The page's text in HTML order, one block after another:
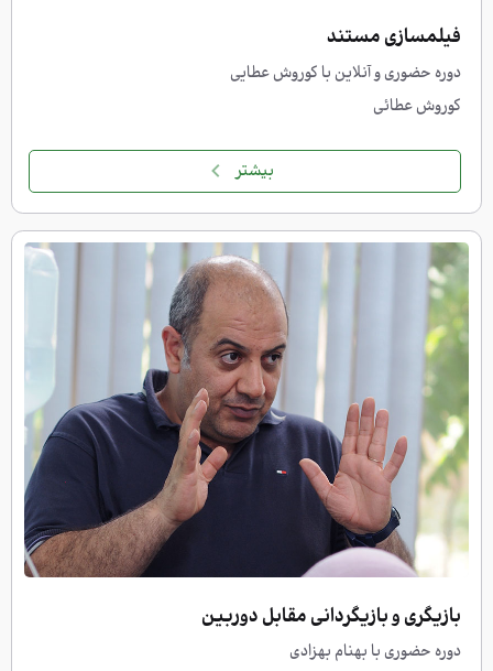
فیلمسازی مستند
دوره حضوری و آنلاین با کوروش عطایی
کوروش عطائی
بیشتر
بازیگری و بازیگردانی مقابل دوربین
دوره حضوری با بهنام بهزادی